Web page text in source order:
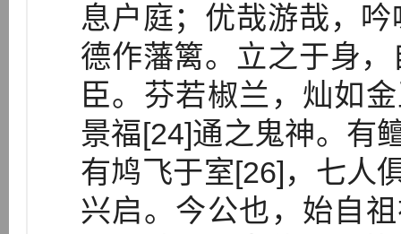
息户庭；优哉游哉，
德作藩篱。立之于身
臣。芬若椒兰，灿如
景福[24]通之鬼神。有
有鸠飞于室[26]，七人
兴启。今公也，始自